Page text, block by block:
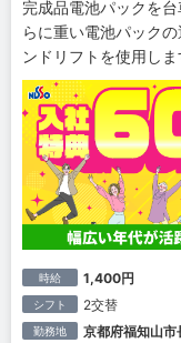
完成品電池パックを
らに重い電池パック
ンドリフトを使用しま
時給 1,400円
シフト 2交替
勤務地 京都府福知山